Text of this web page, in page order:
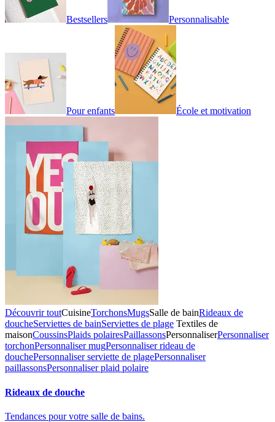
Bestsellers Personnalisable
Pour enfants École et motivation
Découvrir toutCuisineTorchonsMugsSalle de bainRideaux de
doucheServiettes de bainServiettes de plage Textiles de
maisonCoussinsPlaids polairesPaillassonsPersonnaliserPersonnaliser
torchonPersonnaliser mugPersonnaliser rideau de
douchePersonnaliser serviette de plagePersonnaliser
paillassonsPersonnaliser plaid polaire
Rideaux de douche
Tendances pour votre salle de bains.